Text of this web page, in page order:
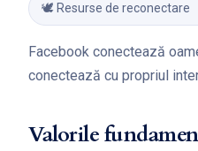
🕊 Resurse de reconectare
Facebook conectează
conectează cu propriul
Valorile